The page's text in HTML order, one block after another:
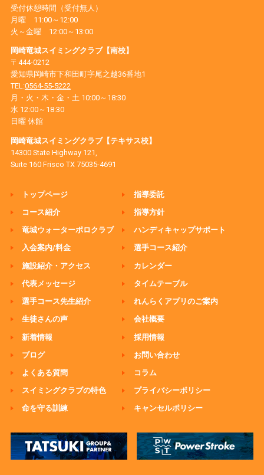
受付休憩時間（受付無人）
月曜 11:00～12:00
火～金曜 12:00～13:00
岡崎竜城スイミングクラブ【南校】
〒444-0212
愛知県岡崎市下和田町字尾之越36番地1
TEL:0564-55-5222
月・火・木・金・土 10:00～18:30
水 12:00～18:30
日曜 休館
岡崎竜城スイミングクラブ【テキサス校】
14300 State Highway 121,
Suite 160 Frisco TX 75035-4691
トップページ
コース紹介
竜城ウォーターポロクラブ
入会案内/料金
施設紹介・アクセス
代表メッセージ
選手コース先生紹介
生徒さんの声
新着情報
ブログ
よくある質問
スイミングクラブの特色
命を守る訓練
指導委託
指導方針
ハンディキャップサポート
選手コース紹介
カレンダー
タイムテーブル
れんらくアプリのご案内
会社概要
採用情報
お問い合わせ
コラム
プライバシーポリシー
キャンセルポリシー